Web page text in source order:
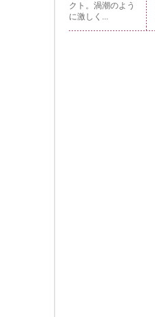
クト。渦潮のよう
に激しく...